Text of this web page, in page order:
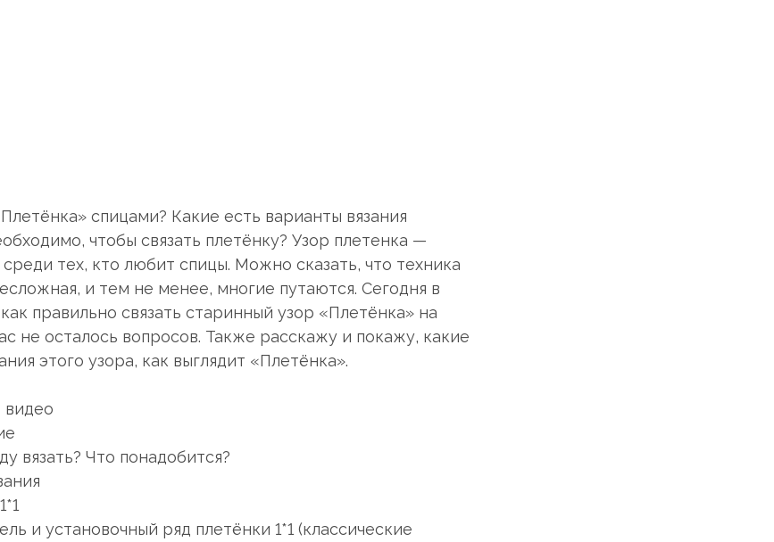
спицами? Какие есть варианты вязания
чтобы связать плетёнку? Узор плетенка —
среди тех, кто любит спицы. Можно сказать, что техника
и тем не менее, многие путаются. Сегодня в
правильно связать старинный узор «Плетёнка» на
не осталось вопросов. Также расскажу и покажу, какие
этого узора, как выглядит «Плетёнка».
видео
вязать? Что понадобится?
и установочный ряд плетёнки 1*1 (классические